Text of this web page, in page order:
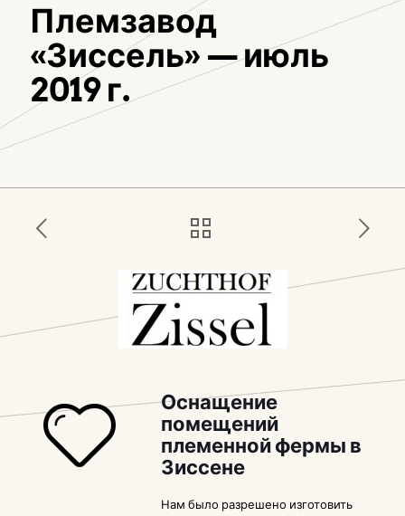
Племзавод
«Зиссель» — июль
2019 г.
Оснащение
помещений
племенной фермы в
Зиссене
Нам было разрешено изготовить